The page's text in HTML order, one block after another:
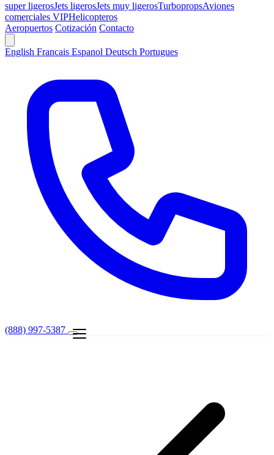
super ligerosJets ligerosJets muy ligerosTurbopropsAviones
comerciales VIPHelicopteros
Aeropuertos Cotización Contacto
English Francais Espanol Deutsch Portugues
(888) 997-5387